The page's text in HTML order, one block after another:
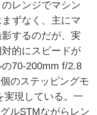
レンジでマシン
ずなく、主にマ
するのだが、実
的にスピードが
70-200mm f/2.8
のステッピングモ
実現している。一
ルSTMながらレン